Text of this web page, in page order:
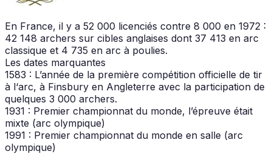
En France, il y a 52 000 licenciés contre 8 000 en 1972 :
42 148 archers sur cibles anglaises dont 37 413 en arc
classique et 4 735 en arc à poulies.
Les dates marquantes
1583 : L’année de la première compétition officielle de tir
à l‘arc, à Finsbury en Angleterre avec la participation de
quelques 3 000 archers.
1931 : Premier championnat du monde, l’épreuve était
mixte (arc olympique)
1991 : Premier championnat du monde en salle (arc
olympique)